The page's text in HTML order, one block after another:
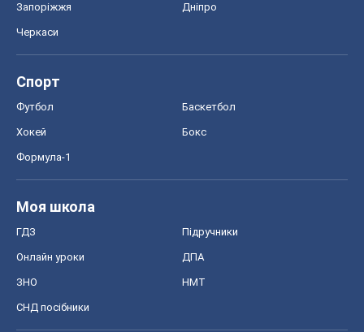
Запоріжжя Дніпро
Черкаси
Спорт
Футбол Баскетбол
Хокей Бокс
Формула-1
Моя школа
ГДЗ Підручники
Онлайн уроки ДПА
ЗНО НМТ
СНД посібники